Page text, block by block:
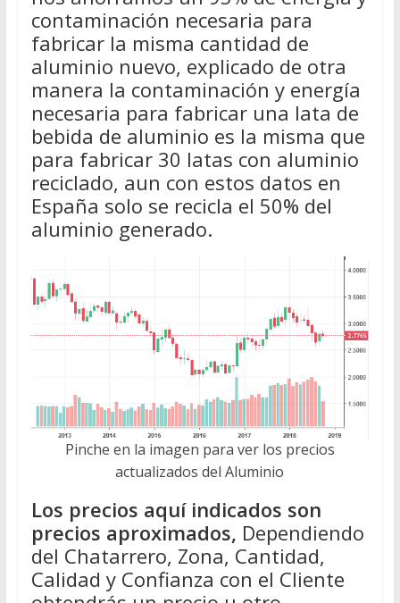
contaminación necesaria para
fabricar la misma cantidad de
aluminio nuevo, explicado de otra
manera la contaminación y energía
necesaria para fabricar una lata de
bebida de aluminio es la misma que
para fabricar 30 latas con aluminio
reciclado, aun con estos datos en
España solo se recicla el 50% del
aluminio generado.
Pinche en la imagen para ver los precios
actualizados del Aluminio
Los precios aquí indicados son
precios aproximados, Dependiendo
del Chatarrero, Zona, Cantidad,
Calidad y Confianza con el Cliente